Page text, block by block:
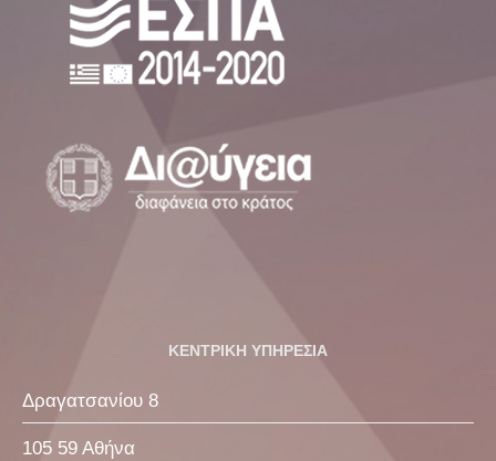
ΚΕΝΤΡΙΚΗ ΥΠΗΡΕΣΙΑ
Δραγατσανίου 8
105 59 Αθήνα